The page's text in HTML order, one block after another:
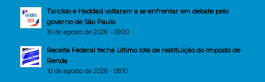
Tarcísio e Haddad voltaram a se enfrentar em debate pelo
governo de São Paulo
10 de agosto de 2026 - 09:00
Receita Federal fecha último lote de restituição do Imposto de
Renda
10 de agosto de 2026 - 08:10